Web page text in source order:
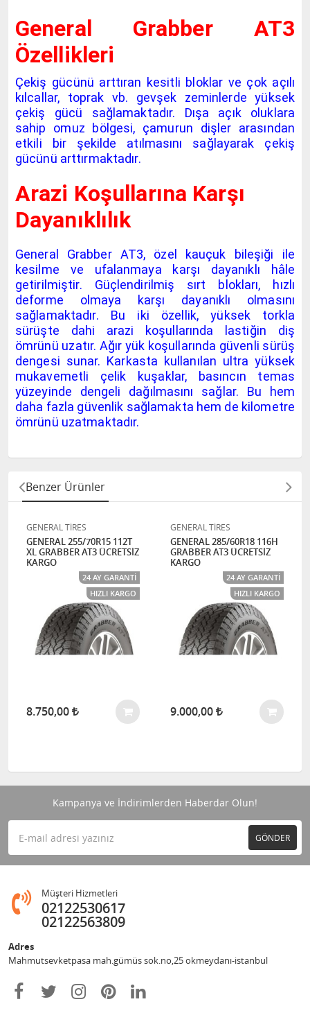
General Grabber AT3
Özellikleri
Çekiş gücünü arttıran kesitli bloklar ve çok açılı
kılcallar, toprak vb. gevşek zeminlerde yüksek
çekiş gücü sağlamaktadır. Dışa açık oluklara
sahip omuz bölgesi, çamurun dişler arasından
etkili bir şekilde atılmasını sağlayarak çekiş
gücünü arttırmaktadır.
Arazi Koşullarına Karşı
Dayanıklılık
General Grabber AT3, özel kauçuk bileşiği ile
kesilme ve ufalanmaya karşı dayanıklı hâle
getirilmiştir. Güçlendirilmiş sırt blokları, hızlı
deforme olmaya karşı dayanıklı olmasını
sağlamaktadır. Bu iki özellik, yüksek torkla
sürüşte dahi arazi koşullarında lastiğin diş
ömrünü uzatır. Ağır yük koşullarında güvenli sürüş
dengesi sunar. Karkasta kullanılan ultra yüksek
mukavemetli çelik kuşaklar, basıncın temas
yüzeyinde dengeli dağılmasını sağlar. Bu hem
daha fazla güvenlik sağlamakta hem de kilometre
ömrünü uzatmaktadır.
Benzer Ürünler
GENERAL TİRES
GENERAL 255/70R15 112T
XL GRABBER AT3 ÜCRETSİZ
KARGO
24 AY GARANTI
HIZLI KARGO
8.750,00
GENERAL TİRES
GENERAL 285/60R18 116H
GRABBER AT3 ÜCRETSİZ
KARGO
24 AY GARANTI
HIZLI KARGO
9.000,00
Kampanya ve İndirimlerden Haberdar Olun!
GÖNDER
Müşteri Hizmetleri
02122530617
02122563809
Adres
Mahmutsevketpasa mah.gümüs sok.no,25 okmeydanı-istanbul